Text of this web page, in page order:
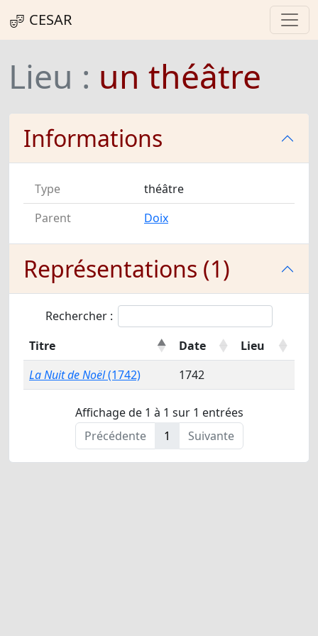
CESAR
Lieu : un théâtre
Informations
Type
théâtre
Parent
Doix
Représentations (1)
Rechercher :
Titre
Date
Lieu
La Nuit de Noël(1742) 1742
Affichage de 1 à 1 sur 1 entrées
Précédente
1 Suivante